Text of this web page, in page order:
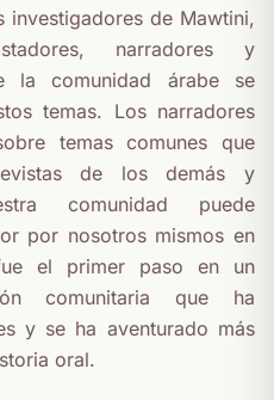
de Mawtini,
narradores y
la comunidad árabe se
temas. Los narradores
temas comunes que
de los demás y
comunidad puede
por nosotros mismos en
el primer paso en un
comunitaria que ha
y se ha aventurado más
oral.